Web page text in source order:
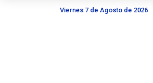
Viernes 7 de Agosto de 2026
Hoy es Viernes 7 de